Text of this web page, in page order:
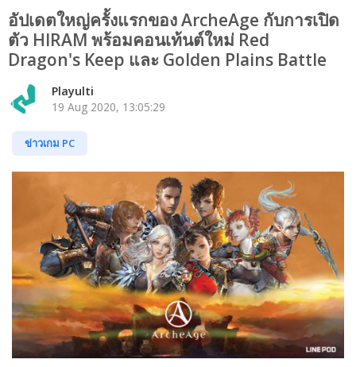
อัปเดตใหญ่ครั้งแรกของ ArcheAge กับการเปิด
ตัว HIRAM พร้อมคอนเท้นต์ใหม่ Red
Dragon's Keep และ Golden Plains Battle
Playulti
19 Aug 2020, 13:05:29
ข่าวเกม PC